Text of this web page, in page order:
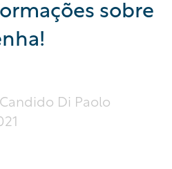
sobre
Di Paolo